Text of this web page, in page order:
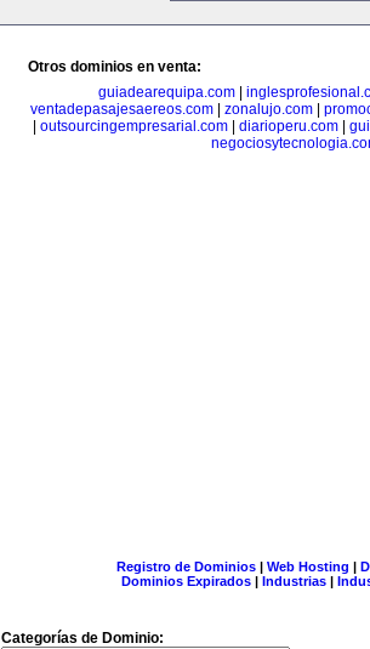
Otros dominios en venta:
guiadearequipa.com|
ventadepasajesaereos.com
zonalujo.com
outsourcingempresarial.com| diarioperu.com|
Registro de Dominios| Web Hosting |
Dominios Expirados | Industrias |
Categorías de Dominio: